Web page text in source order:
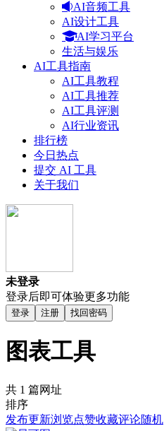
AI音频工具
AI设计工具
AI学习平台
生活与娱乐
AI工具指南
AI工具教程
AI工具推荐
AI工具评测
AI行业资讯
排行榜
今日热点
提交 AI 工具
关于我们
未登录
登录后即可体验更多功能
登录 注册 找回密码
图表工具
共 1 篇网址
排序
发布更新浏览点赞收藏评论随机